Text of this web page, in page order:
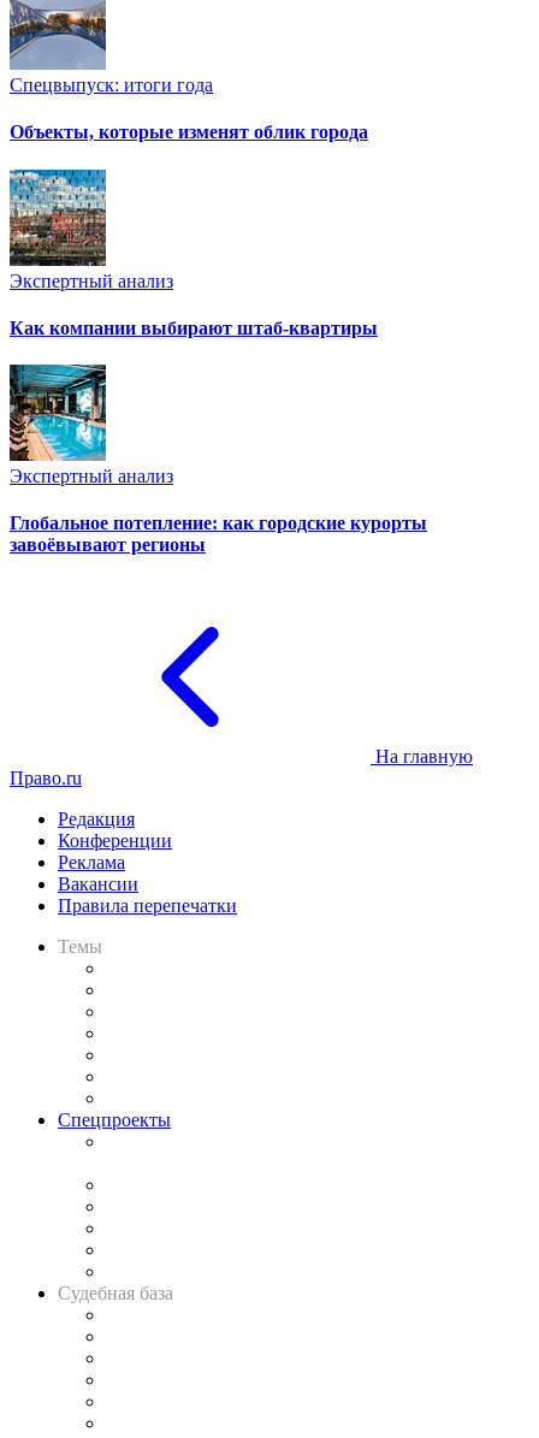
Спецвыпуск: итоги года
Объекты, которые изменят облик города
Экспертный анализ
Как компании выбирают штаб-квартиры
Экспертный анализ
Глобальное потепление: как городские курорты
завоёвывают регионы
На главную
Право.ru
Редакция
Конференции
Реклама
Вакансии
Правила перепечатки
Темы
Спецпроекты
Судебная база